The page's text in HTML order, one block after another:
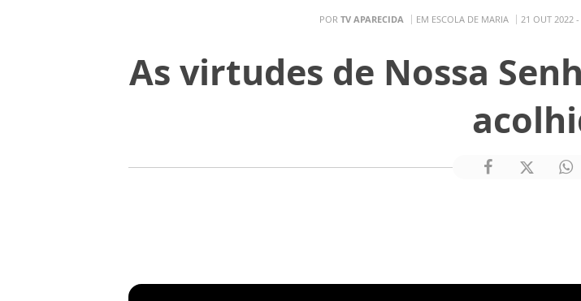
POR TV APARECIDA EM ESCOLA DE MARIA 21 OUT 2022
As virtudes de Nossa